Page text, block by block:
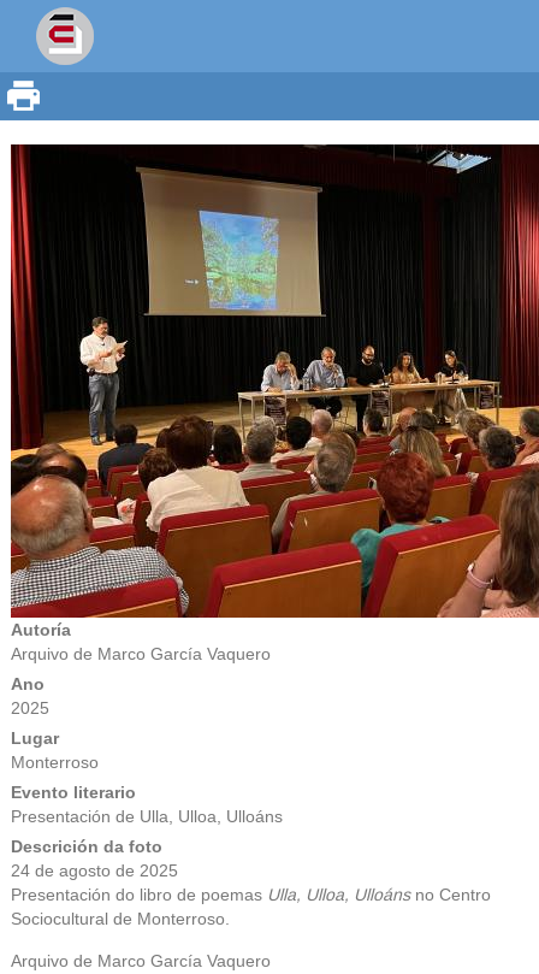
Autoría
Arquivo de Marco García Vaquero
Ano
2025
Lugar
Monterroso
Evento literario
Presentación de Ulla, Ulloa, Ulloáns
Descrición da foto
24 de agosto de 2025
Presentación do libro de poemas Ulla, Ulloa, Ulloánsno Centro
Sociocultural de Monterroso.
Arquivo de Marco García Vaquero